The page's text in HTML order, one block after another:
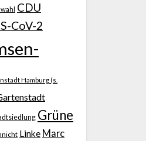
CDU
CoV-2
Hamburg (s.
Grüne
Linke Marc